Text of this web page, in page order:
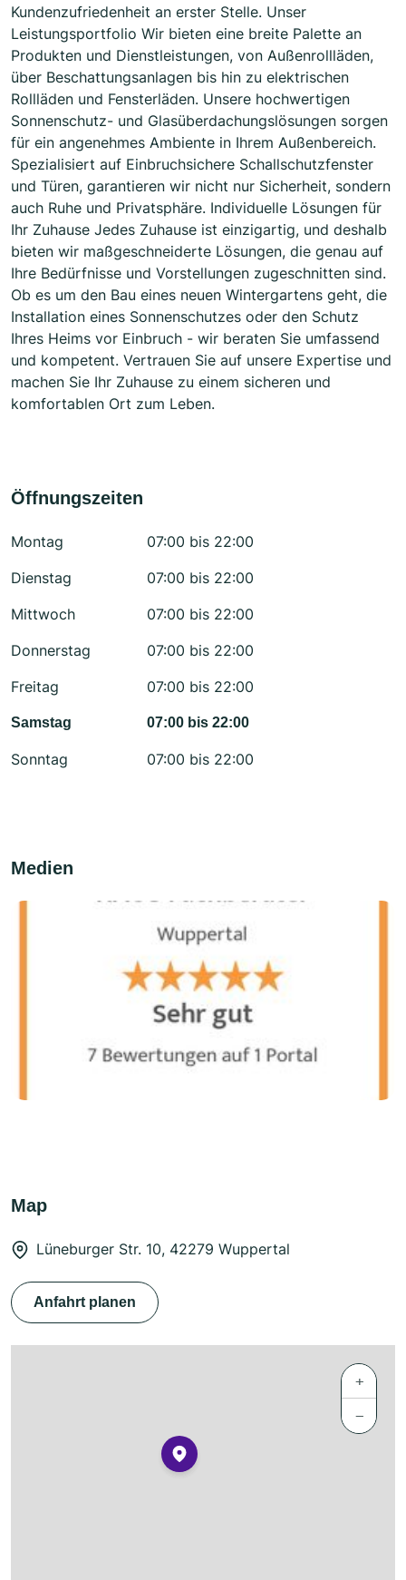
Kundenzufriedenheit an erster Stelle. Unser
Leistungsportfolio Wir bieten eine breite Palette an
Produkten und Dienstleistungen, von Außenrollläden,
über Beschattungsanlagen bis hin zu elektrischen
Rollläden und Fensterläden. Unsere hochwertigen
Sonnenschutz- und Glasüberdachungslösungen sorgen
für ein angenehmes Ambiente in Ihrem Außenbereich.
Spezialisiert auf Einbruchsichere Schallschutzfenster
und Türen, garantieren wir nicht nur Sicherheit, sondern
auch Ruhe und Privatsphäre. Individuelle Lösungen für
Ihr Zuhause Jedes Zuhause ist einzigartig, und deshalb
bieten wir maßgeschneiderte Lösungen, die genau auf
Ihre Bedürfnisse und Vorstellungen zugeschnitten sind.
Ob es um den Bau eines neuen Wintergartens geht, die
Installation eines Sonnenschutzes oder den Schutz
Ihres Heims vor Einbruch - wir beraten Sie umfassend
und kompetent. Vertrauen Sie auf unsere Expertise und
machen Sie Ihr Zuhause zu einem sicheren und
komfortablen Ort zum Leben.
Öffnungszeiten
Montag
07:00 bis 22:00
Dienstag
07:00 bis 22:00
Mittwoch
07:00 bis 22:00
Donnerstag
07:00 bis 22:00
Freitag
07:00 bis 22:00
Samstag 07:00 bis 22:00
Sonntag 07:00 bis 22:00
Medien
Map
Lüneburger Str. 10, 42279 Wuppertal
Anfahrt planen
+
−